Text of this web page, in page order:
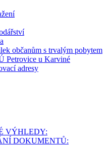
občanům s trvalým pobytem
Petrovice u Karviné
adresy
VÝHLEDY:
DOKUMENTŮ: